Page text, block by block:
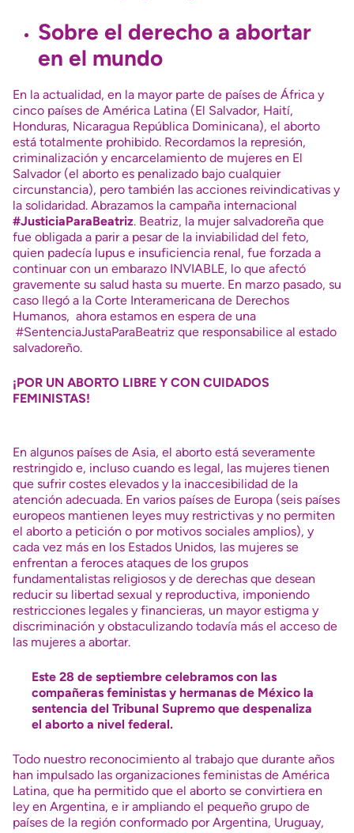
Sobre el derecho a abortar
en el mundo
En la actualidad, en la mayor parte de países de África y
cinco países de América Latina (El Salvador, Haití,
Honduras, Nicaragua República Dominicana), el aborto
está totalmente prohibido. Recordamos la represión,
criminalización y encarcelamiento de mujeres en El
Salvador (el aborto es penalizado bajo cualquier
circunstancia), pero también las acciones reivindicativas y
la solidaridad. Abrazamos la campaña internacional
#JusticiaParaBeatriz. Beatriz, la mujer salvadoreña que
fue obligada a parir a pesar de la inviabilidad del feto,
quien padecía lupus e insuficiencia renal, fue forzada a
continuar con un embarazo INVIABLE, lo que afectó
gravemente su salud hasta su muerte. En marzo pasado, su
caso llegó a la Corte Interamericana de Derechos
Humanos, ahora estamos en espera de una
#SentenciaJustaParaBeatriz que responsabilice al estado
salvadoreño.
¡POR UN ABORTO LIBRE Y CON CUIDADOS
FEMINISTAS!
En algunos países de Asia, el aborto está severamente
restringido e, incluso cuando es legal, las mujeres tienen
que sufrir costes elevados y la inaccesibilidad de la
atención adecuada. En varios países de Europa (seis países
europeos mantienen leyes muy restrictivas y no permiten
el aborto a petición o por motivos sociales amplios), y
cada vez más en los Estados Unidos, las mujeres se
enfrentan a feroces ataques de los grupos
fundamentalistas religiosos y de derechas que desean
reducir su libertad sexual y reproductiva, imponiendo
restricciones legales y financieras, un mayor estigma y
discriminación y obstaculizando todavía más el acceso de
las mujeres a abortar.
Este 28 de septiembre celebramos con las
compañeras feministas y hermanas de México la
sentencia del Tribunal Supremo que despenaliza
el aborto a nivel federal.
Todo nuestro reconocimiento al trabajo que durante años
han impulsado las organizaciones feministas de América
Latina, que ha permitido que el aborto se convirtiera en
ley en Argentina, e ir ampliando el pequeño grupo de
países de la región conformado por Argentina, Uruguay,